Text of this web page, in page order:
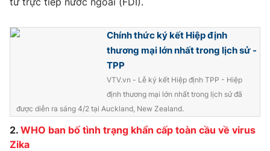
Thị trường
Tư vấn
Lịch phát sóng
Photo Infographic
Video
Chính thức ký kết Hiệp định
thương mại lớn nhất trong lịch sử -
TPP
VTV.vn - Lễ ký kết Hiệp định TPP - Hiệp
định thương mại lớn nhất trong lịch sử đã
được diễn ra sáng 4/2 tại Auckland, New Zealand.
2. WHO ban bố tình trạng khẩn cấp toàn cầu về virus
Zika